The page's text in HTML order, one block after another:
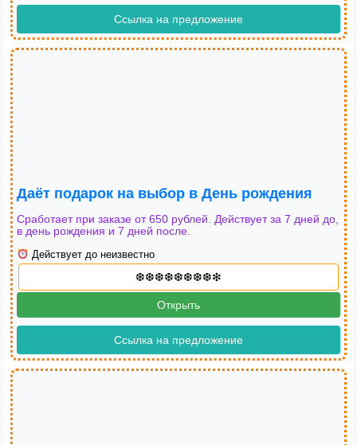
Ссылка на предложение
Даёт подарок на выбор в День рождения
Сработает при заказе от 650 рублей. Действует за 7 дней до,
в день рождения и 7 дней после.
Действует до неизвестно
Открыть
Ссылка на предложение